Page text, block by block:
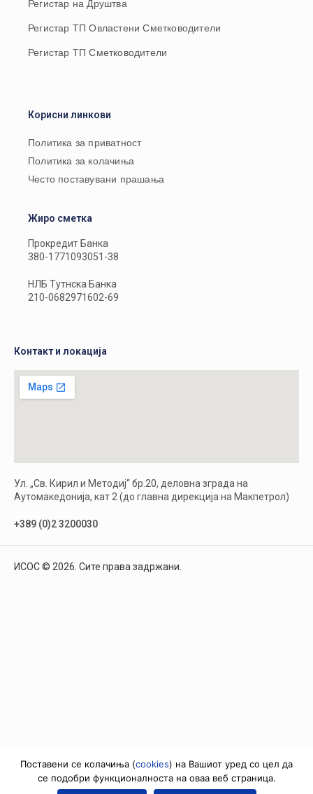
Регистар на Друштва
Регистар ТП Овластени Сметководители
Регистар ТП Сметководители
Корисни линкови
Политика за приватност
Политика за колачиња
Често поставувани прашања
Жиро сметка
Прокредит Банка
380-1771093051-38
НЛБ Тутнска Банка
210-0682971602-69
Контакт и локација
Ул. „Св. Кирил и Методиј“ бр.20, деловна зграда на
Аутомакедонија, кат 2 (до главна дирекција на Макпетрол)
+389 (0)2 3200030
ИСОС © 2026. Сите права задржани.
Поставени се колачиња (cookies) на Вашиот уред со цел да
се подобри функционалноста на оваа веб страница.